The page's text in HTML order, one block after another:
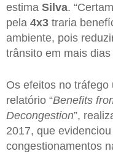
estima Silva.
pela 4x3 traria
ambiente, pois
trânsito em mais
Os efeitos no
relatório “Benefits
Decongestion”,
2017, que
congestionamentos